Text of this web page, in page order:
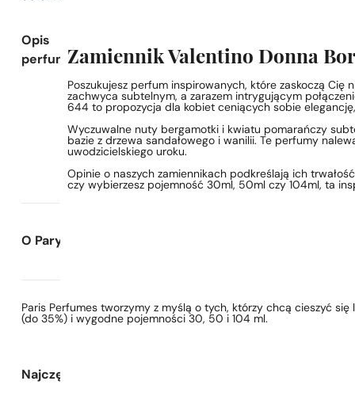
Opis
perfum Zamiennik Valentino Donna
Poszukujesz perfum inspirowanych, które zaskoczą
zachwyca subtelnym, a zarazem intrygującym
644 to propozycja dla kobiet ceniących sobie
Wyczuwalne nuty bergamotki i kwiatu pomarańczy
bazie z drzewa sandałowego i wanilii. Te perfumy
uwodzicielskiego uroku.
Opinie o naszych zamiennikach podkreślają ich
czy wybierzesz pojemność 30ml, 50ml czy 104ml, ta
O Paryskie Perfumy
Paris Perfumes tworzymy z myślą o tych, którzy chcą cieszyć
(do 35%) i wygodne pojemności 30, 50 i 104 ml.
Najczęściej zadawane pytania